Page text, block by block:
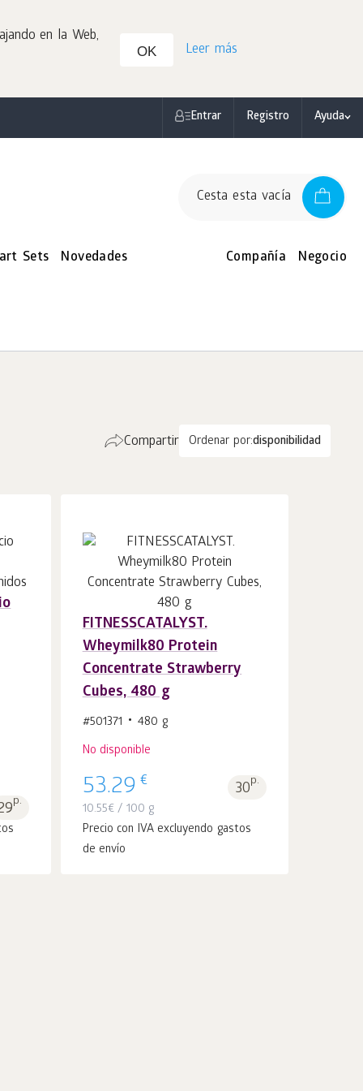
en la Web,
OK
Leer más
Entrar Registro Ayuda
Cesta esta vacía
Sets Novedades Compañía Negocio
Ordenar por:disponibilidad
Compartir
p.
FITNESSCATALYST.
Wheymilk80 Protein
Concentrate Strawberry
Cubes, 480 g
#501371 480 g
No disponible
53.29 € 30p.
10.55€/ 100 g
Precio con IVA excluyendo gastos
de envío